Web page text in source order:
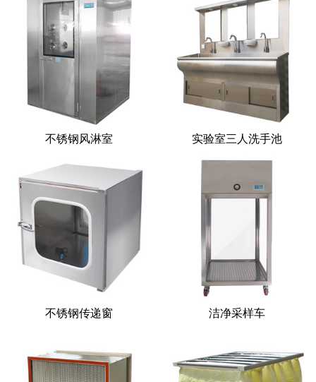
不锈钢风淋室 实验室三人洗手池
不锈钢传递窗 洁净采样车